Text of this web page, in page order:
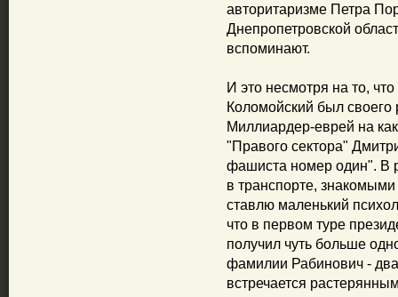
авторитаризме Петра
Днепропетровской
вспоминают.
И это несмотря на то,
Коломойский был своего
Миллиардер-еврей на
"Правого сектора"
фашиста номер один". В
в транспорте,
ставлю маленький
что в первом туре
получил чуть больше
фамилии Рабинович -
встречается